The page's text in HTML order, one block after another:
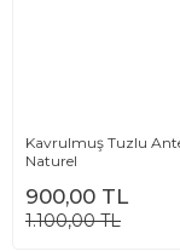
Kavrulmuş Tuzlu
Naturel
900,00 TL
1.100,00 TL